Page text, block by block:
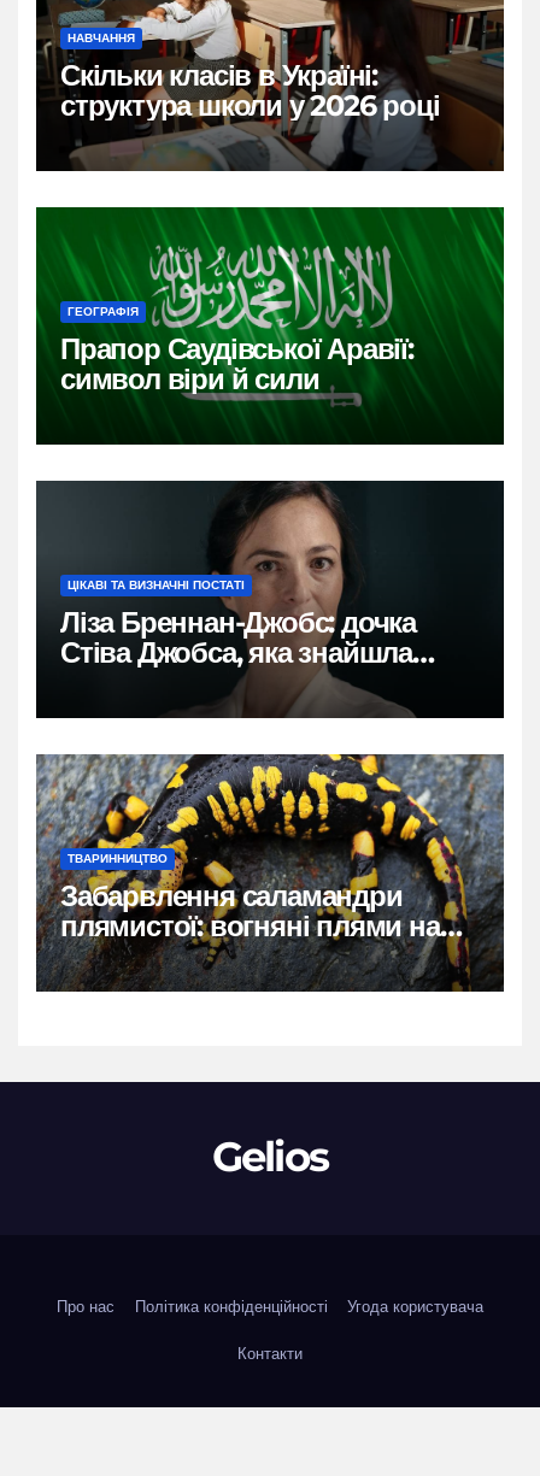
НАВЧАННЯ
Скільки класів в Україні:
структура школи у 2026 році
ГЕОГРАФІЯ
Прапор Саудівської Аравії:
символ віри й сили
ЦІКАВІ ТА ВИЗНАЧНІ ПОСТАТІ
Ліза Бреннан-Джобс: дочка
Стіва Джобса, яка знайшла
власний голос
ТВАРИННИЦТВО
Забарвлення саламандри
плямистої: вогняні плями на
чорному тлі
Gelios
Про нас Політика конфіденційності Угода користувача
Контакти